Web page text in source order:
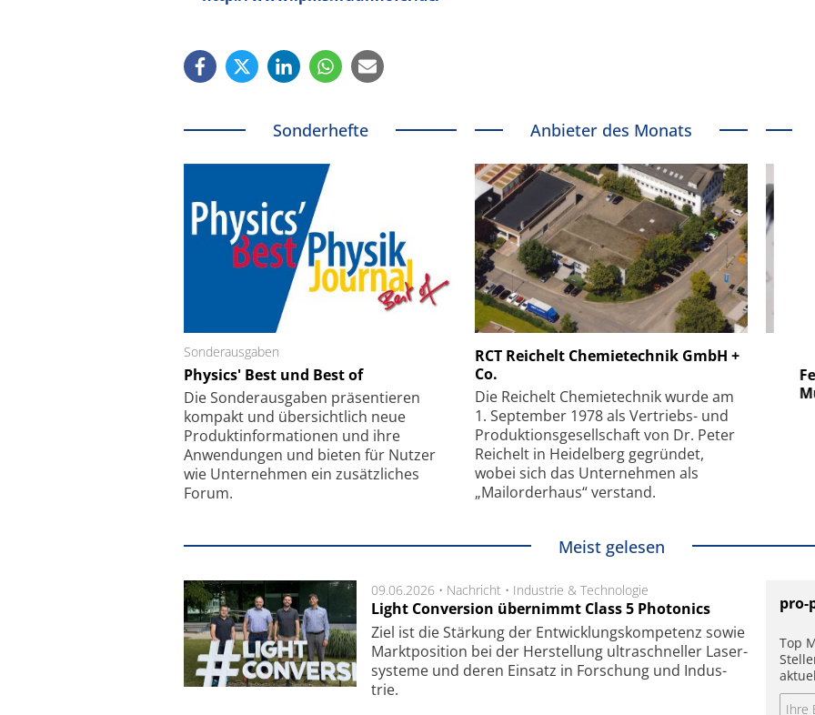
Sonderhefte
Sonderausgaben
Physics' Best und Best of
Die Sonder­ausgaben präsentieren
kompakt und übersichtlich neue
Produkt­informationen und ihre
Anwendungen und bieten für Nutzer
wie Unternehmen ein zusätzliches
Forum.
Anbieter des Monats
RCT Reichelt Chemietechnik GmbH +
Co.
Die Reichelt Chemietechnik wurde am
1. September 1978 als Vertriebs- und
Produktionsgesellschaft von Dr. Peter
Reichelt in Heidelberg gegründet,
wobei sich das Unternehmen als
„Mailorderhaus“ verstand.
Faserkoppler mit Super-
Feinfokussierungsmechanismus
SmarAct GmbH
kleinstem Raum
Meist gelesen
09.06.2026 • Nachricht • Industrie & Technologie
Light Conversion übernimmt Class 5 Photonics
Ziel ist die Stär­kung der Ent­wick­lungs­kom­pe­tenz sowie
Markt­po­si­tion bei der Her­stel­lung ul­tra­schnel­ler Laser­
sys­te­me und de­ren Ein­satz in For­schung und In­dus­
trie.
pro-
Top